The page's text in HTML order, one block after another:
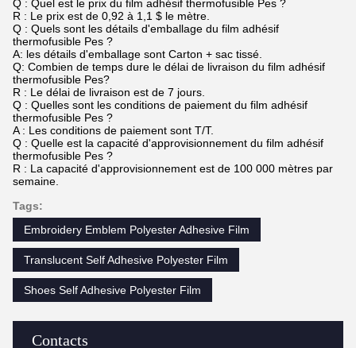
Contacts
Q : Quel est le prix du film adhésif thermofusible Pes ?
R : Le prix est de 0,92 à 1,1 $ le mètre.
Q : Quels sont les détails d'emballage du film adhésif
thermofusible Pes ?
A: les détails d'emballage sont Carton + sac tissé.
Q: Combien de temps dure le délai de livraison du film adhésif
thermofusible Pes?
R : Le délai de livraison est de 7 jours.
Q : Quelles sont les conditions de paiement du film adhésif
thermofusible Pes ?
A : Les conditions de paiement sont T/T.
Q : Quelle est la capacité d'approvisionnement du film adhésif
thermofusible Pes ?
R : La capacité d'approvisionnement est de 100 000 mètres par
semaine.
Tags:
Embroidery Emblem Polyester Adhesive Film
Translucent Self Adhesive Polyester Film
Shoes Self Adhesive Polyester Film